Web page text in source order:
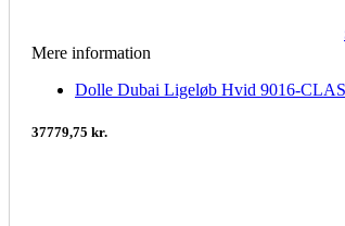
Mere information
Dolle Dubai Ligeløb Hvid 9016-
37779,75 kr.